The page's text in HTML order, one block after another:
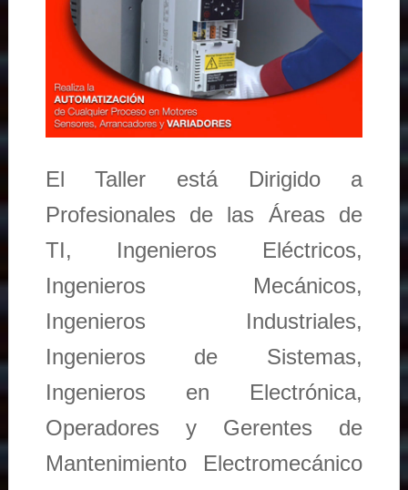
El Taller está Dirigido a
Profesionales de las Áreas de
TI, Ingenieros Eléctricos,
Ingenieros Mecánicos,
Ingenieros Industriales,
Ingenieros de Sistemas,
Ingenieros en Electrónica,
Operadores y Gerentes de
Mantenimiento Electromecánico